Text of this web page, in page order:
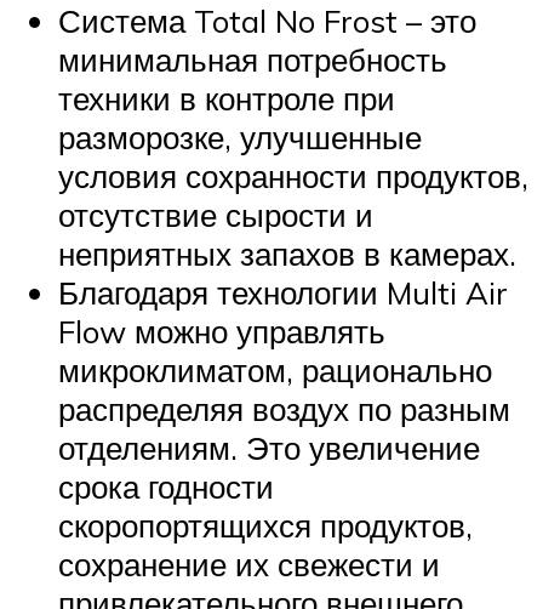
Система Total No Frost – это
минимальная потребность
техники в контроле при
разморозке, улучшенные
условия сохранности продуктов,
отсутствие сырости и
неприятных запахов в камерах.
Благодаря технологии Multi Air
Flow можно управлять
микроклиматом, рационально
распределяя воздух по разным
отделениям. Это увеличение
срока годности
скоропортящихся продуктов,
сохранение их свежести и